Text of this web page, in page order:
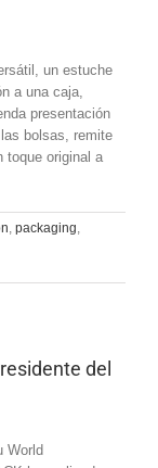
un estuche
a una caja,
presentación
bolsas, remite
toque original a
, packaging,
del
World